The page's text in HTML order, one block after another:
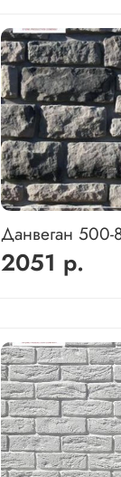
Данвеган 500-
2051 р.